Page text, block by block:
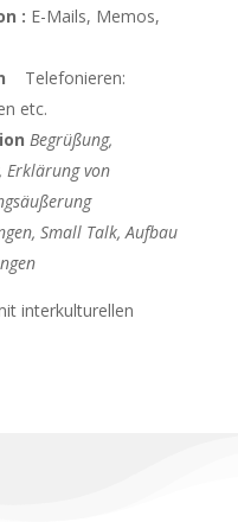
: E-Mails, Memos,
Telefonieren:
etc.
Begrüßung,
Erklärung von
Small Talk, Aufbau
interkulturellen